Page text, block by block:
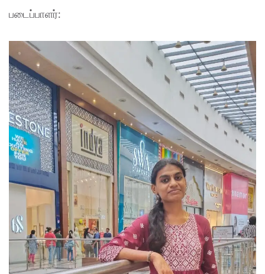
படைப்பாளர்: